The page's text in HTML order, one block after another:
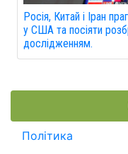
Росія, Китай і Іран
у США та посіяти
дослідженням.
Політика